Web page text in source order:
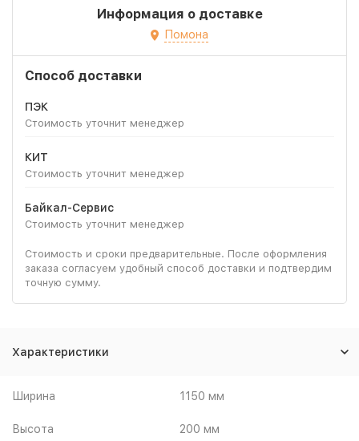
Информация о доставке
Помона
Способ доставки
ПЭК
Стоимость уточнит менеджер
КИТ
Стоимость уточнит менеджер
Байкал-Сервис
Стоимость уточнит менеджер
Стоимость и сроки предварительные. После оформления
заказа согласуем удобный способ доставки и подтвердим
точную сумму.
Характеристики
Ширина 1150 мм
Высота 200 мм